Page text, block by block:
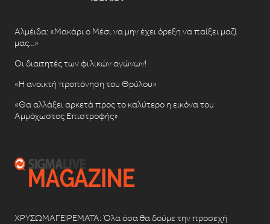
Αλμέιδα: «Μακάρι ο Μέσι να μην έχει όρεξη να παίξει μαζί
μας…»
Οι διαιτητές των φιλικών αγώνων!
«Η ανοικτή προπόνηση του Θρύλου»
«Θα αλλάξει αρκετά προς το καλύτερο η εικόνα του
Αμμόχωστος Επιστροφής»
ΧΡΥΣΩΜΑΓΕΙΡΕΜΑΤΑ: Όλα όσα θα δούμε την προσεχή